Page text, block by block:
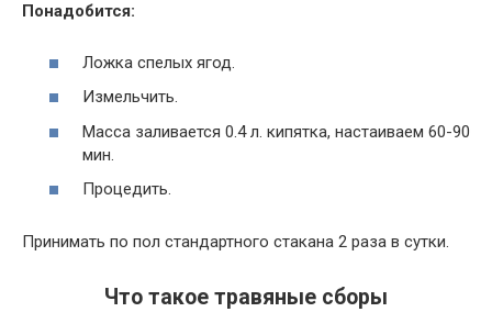
Понадобится:
Ложка спелых ягод.
Измельчить.
Масса заливается 0.4 л. кипятка, настаиваем 60-90
мин.
Процедить.
Принимать по пол стандартного стакана 2 раза в сутки.
Что такое травяные сборы